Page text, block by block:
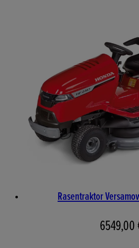
Rasentraktor
6549,00